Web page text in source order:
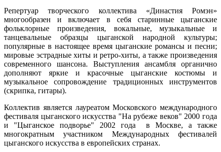
Репертуар творческого коллектива «Династия Ромэн»
многообразен и включает в себя старинные цыганские
фольклорные произведения, вокальные, музыкальные и
танцевальные образцы цыганской народной культуры;
популярные в настоящее время цыганские романсы и песни;
мировые эстрадные хиты и ретро-хиты, а также произведения
современного шансона. Выступления ансамбля органично
дополняют яркие и красочные цыганские костюмы и
музыкальное сопровождение традиционных инструментов
(скрипка, гитары).
Коллектив является лауреатом Московского международного
фестиваля цыганского искусства "На рубеже веков" 2000 года
и "Цыганское подворье" 2002 года в Москве, а также
многократным участником Международных фестивалей
цыганского искусства в европейских странах.